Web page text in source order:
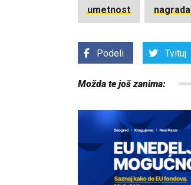
umetnost nagrada
Podeli Tvituj
Možda te još zanima: